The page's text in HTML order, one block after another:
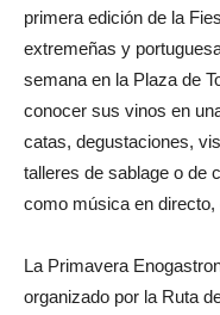
primera edición de la
extremeñas y
semana en la Plaza de
conocer sus vinos en
catas, degustaciones,
talleres de sablage o de
como música en
La Primavera
organizado por la Ruta